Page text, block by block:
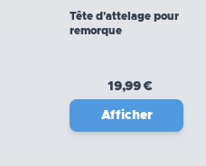
Tête d'attelage pour
remorque
19,99 €
Afficher